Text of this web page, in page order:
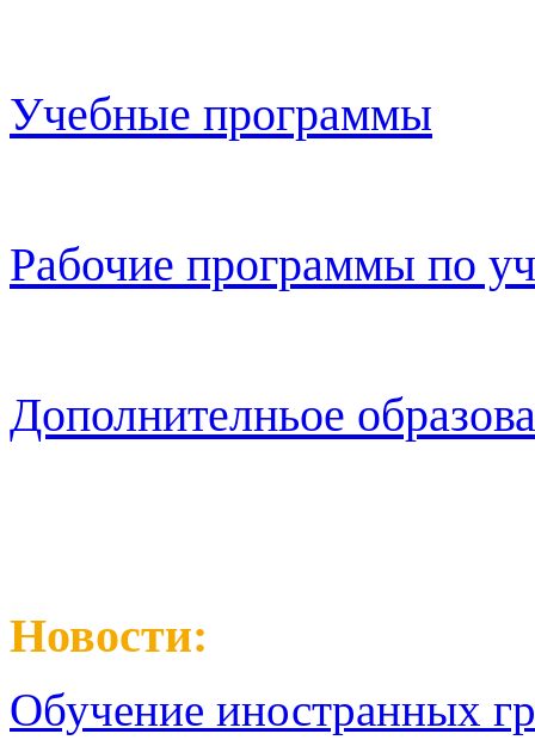
Учебные программы
Рабочие программы по
Дополнителньое
Новости:
Обучение иностранных